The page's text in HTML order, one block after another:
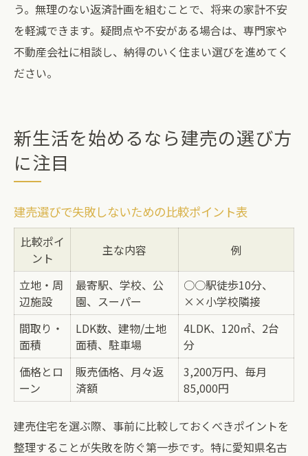
う。無理のない返済計画を組むことで、将来の家計不安
を軽減できます。疑問点や不安がある場合は、専門家や
不動産会社に相談し、納得のいく住まい選びを進めてく
ださい。
新生活を始めるなら建売の選び方
に注目
建売選びで失敗しないための比較ポイント表
比較ポイ
ント
主な内容 例
立地・周
辺施設
最寄駅、学校、公
園、スーパー
○○駅徒歩10分、
××小学校隣接
間取り・
面積
LDK数、建物/土地
面積、駐車場
4LDK、120㎡、2台
分
価格とロ
ーン
販売価格、月々返
済額
3,200万円、毎月
85,000円
建売住宅を選ぶ際、事前に比較しておくべきポイントを
整理することが失敗を防ぐ第一歩です。特に愛知県名古